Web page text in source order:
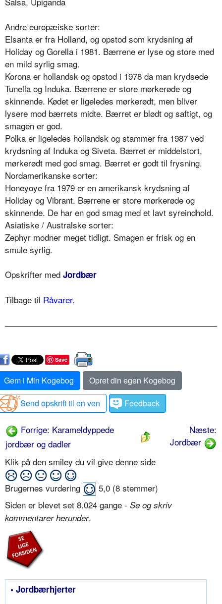
Andre europæiske sorter:
Elsanta er fra Holland, og opstod som krydsning af
Holiday og Gorella i 1981. Bærrene er lyse og store med
en mild syrlig smag.
Korona er hollandsk og opstod i 1978 da man krydsede
Tunella og Induka. Bærrene er store mørkerøde og
skinnende. Kødet er ligeledes mørkerødt, men bliver
lysere mod bærrets midte. Bærret er blødt og saftigt, og
smagen er god.
Polka er ligeledes hollandsk og stammer fra 1987 ved
krydsning af Induka og Siveta. Bærret er middelstort,
mørkerødt med god smag. Bærret er godt til frysning.
Nordamerikanske sorter:
Honeyoye fra 1979 er en amerikansk krydsning af
Holiday og Vibrant. Bærrene er store mørkerøde og
skinnende. De har en god smag med et lavt syreindhold.
Asiatiske / Australske sorter:
Zephyr modner meget tidligt. Smagen er frisk og en
smule syrlig.
Opskrifter med Jordbær
Tilbage til Råvarer.
Save
Gem i Min Kogebog
Opret din egen Kogebog
Send opskrift til en ven
Feedback
Forrige: Karameldyppede
jordbær og dadler
Næste:
Jordbær
Klik på den smiley du vil give denne side
Brugernes vurdering 5,0 (8 stemmer)
Siden er blevet set 8.024 gange - Se og skriv
kommentarer herunder.
• Jordbærhjerter